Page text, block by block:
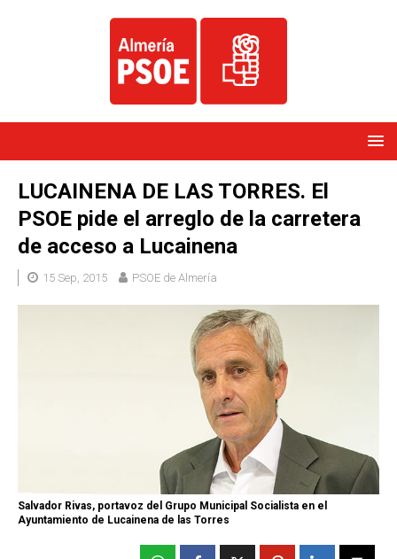
LUCAINENA DE LAS TORRES. El
PSOE pide el arreglo de la carretera
de acceso a Lucainena
15 Sep, 2015 PSOE de Almería
Salvador Rivas, portavoz del Grupo Municipal Socialista en el
Ayuntamiento de Lucainena de las Torres